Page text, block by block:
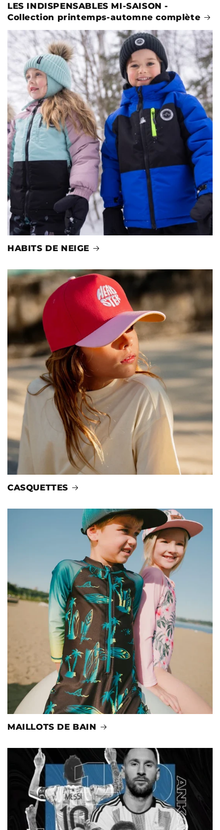
LES INDISPENSABLES MI-SAISON -
Collection printemps-automne complète
HABITS DE NEIGE
CASQUETTES
MAILLOTS DE BAIN